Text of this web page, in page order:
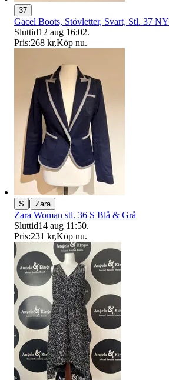
37
Gacel Boots, Stövletter, Svart, Stl. 37 NY
Sluttid12 aug 16:02.
Pris:268 kr,Köp nu.
S | Zara
Zara Woman stl. 36 S Blå & Grå
Sluttid14 aug 11:50.
Pris:231 kr,Köp nu.